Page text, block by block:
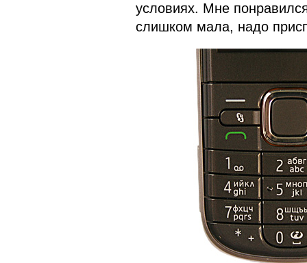
условиях. Мне
слишком мала, надо